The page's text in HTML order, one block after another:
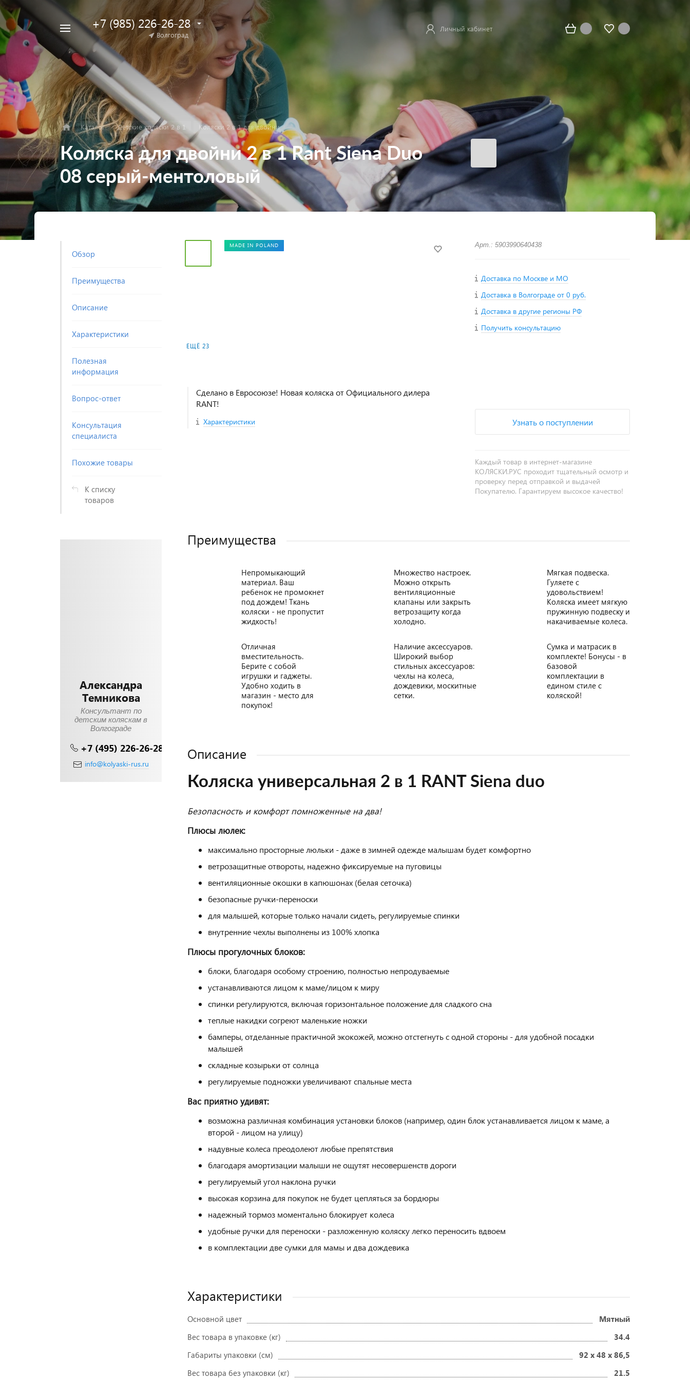
в каталоге
Найти
Например,
коляска
+7 (985) 226-26-28
Волгоград
Личный кабинет
Каталог Детские коляски 2 в 1 Коляски 2 в 1 для двойни
Коляска для двойни 2 в 1 Rant Siena Duo
08 серый-ментоловый
Обзор
Преимущества
Описание
Характеристики
Полезная
информация
Вопрос-ответ
Консультация
специалиста
Похожие товары
К списку
товаров
Александра
Темникова
Консультант по
детским коляскам в
Волгограде
+7 (495) 226-26-28
info@kolyaski-rus.ru
ЕЩЁ 23
MADE IN POLAND
Сделано в Евросоюзе! Новая коляска от Официального дилера
RANT!
Характеристики
Арт.: 5903990640438
Доставка по Москве и МО
Доставка в Волгограде от 0 руб.
Доставка в другие регионы РФ
Получить консультацию
Узнать о поступлении
Каждый товар в интернет-магазине
КОЛЯСКИ.РУС проходит тщательный осмотр и
проверку перед отправкой и выдачей
Покупателю. Гарантируем высокое качество!
Преимущества
Непромыкающий
материал. Ваш
ребенок не промокнет
под дождем! Ткань
коляски - не пропустит
жидкость!
Множество настроек.
Можно открыть
вентиляционные
клапаны или закрыть
ветрозащиту когда
холодно.
Мягкая подвеска.
Гуляете с
удовольствием!
Коляска имеет мягкую
пружинную подвеску и
накачиваемые колеса.
Отличная
вместительность.
Берите с собой
игрушки и гаджеты.
Удобно ходить в
магазин - место для
покупок!
Наличие аксессуаров.
Широкий выбор
стильных аксессуаров:
чехлы на колеса,
дождевики, москитные
сетки.
Сумка и матрасик в
комплекте! Бонусы - в
базовой
комплектации в
едином стиле с
коляской!
Описание
Коляска универсальная 2 в 1 RANT Siena duo
Безопасность и комфорт помноженные на два!
Плюсы люлек:
максимально просторные люльки - даже в зимней одежде малышам будет комфортно
ветрозащитные отвороты, надежно фиксируемые на пуговицы
вентиляционные окошки в капюшонах (белая сеточка)
безопасные ручки-переноски
для малышей, которые только начали сидеть, регулируемые спинки
внутренние чехлы выполнены из 100% хлопка
Плюсы прогулочных блоков:
блоки, благодаря особому строению, полностью непродуваемые
устанавливаются лицом к маме/лицом к миру
спинки регулируются, включая горизонтальное положение для сладкого сна
теплые накидки согреют маленькие ножки
бамперы, отделанные практичной экокожей, можно отстегнуть с одной стороны - для удобной посадки
малышей
складные козырьки от солнца
регулируемые подножки увеличивают спальные места
Вас приятно удивят:
возможна различная комбинация установки блоков (например, один блок устанавливается лицом к маме, а
второй - лицом на улицу)
надувные колеса преодолеют любые препятствия
благодаря амортизации малыши не ощутят несовершенств дороги
регулируемый угол наклона ручки
высокая корзина для покупок не будет цепляться за бордюры
надежный тормоз моментально блокирует колеса
удобные ручки для переноски - разложенную коляску легко переносить вдвоем
в комплектации две сумки для мамы и два дождевика
Характеристики
Основной цвет
Мятный
Вес товара в упаковке (кг)
34.4
Габариты упаковки (см)
92 x 48 x 86,5
Вес товара без упаковки (кг)
21.5